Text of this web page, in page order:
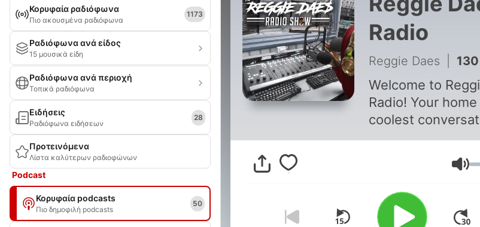
Κορυφαία ραδιόφωνα
Πιο ακουσμένα ραδιόφωνα
1173
Ραδιόφωνα ανά είδος
15 μουσικά είδη
Ραδιόφωνα ανά περιοχή
Τοπικά ραδιόφωνα
Ειδήσεις
Ραδιόφωνα ειδήσεων
28
Προτεινόμενα
Λίστα καλύτερων ραδιοφώνων
Podcast
Κορυφαία podcasts
Πιο δημοφιλή podcasts
50
Radio
Reggie Daes 130 - Cherry
Welcome to
Radio! Your
coolest
hottest debates
society, and
led by the
Podcasts, the
Underdog,